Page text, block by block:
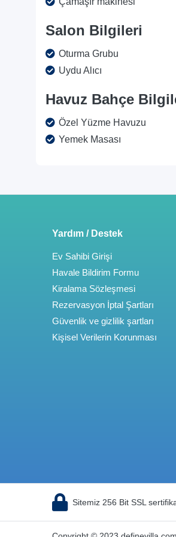
Salon Bilgileri
Oturma Grubu
Uydu Alıcı
Havuz Bahçe
Özel Yüzme Havuzu
Yemek Masası
Yardım / Destek
Ev Sahibi Girişi
Havale Bildirim Formu
Kiralama Sözleşmesi
Rezervasyon İptal Şartları
Güvenlik ve gizlilik şartları
Kişisel Verilerin Korunması
Sitemiz 256 Bit SSL